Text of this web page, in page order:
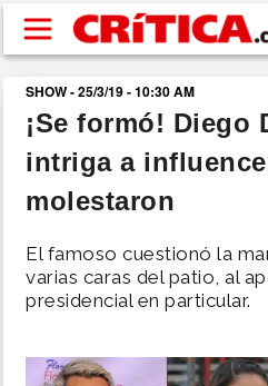
Pasar al contenido principal
buscar
SUCESOS
POLÍTICA
SHOW - 25/3/19 - 10:30 AM
¡Se formó! Diego
intriga a
molestaron
El famoso cuestionó la
varias caras del patio, al
presidencial en particular.